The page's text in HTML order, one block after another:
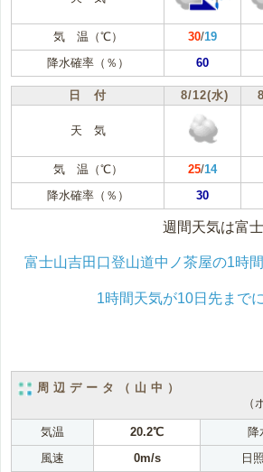
気 温（℃） 30/19
降水確率（％）
60
日 付 8/12(水)
天 気
気 温（℃） 25/14
降水確率（％）
30
週間天気は富
富士山吉田口登山道中ノ茶屋の1時
1時間天気が10日先まで
周辺データ（山中）
（
気温 20.2℃ 降
風速
0m/s 日